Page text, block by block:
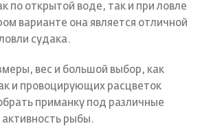
по открытой воде, так и при ловле
варианте она является отличной
судака.
вес и большой выбор, как
и провоцирующих расцветок
приманку под различные
активность рыбы.